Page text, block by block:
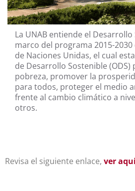
La UNAB entiende el
marco del programa 2015-
de Naciones Unidas, el cual
de Desarrollo Sostenible
pobreza, promover la
para todos, proteger el medio
frente al cambio climático a
otros.
Revisa el siguiente enlace, ver